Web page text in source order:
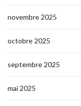
novembre 2025
octobre 2025
septembre 2025
mai 2025